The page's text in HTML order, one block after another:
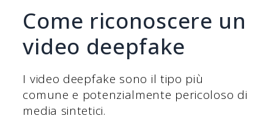
Come riconoscere un
video deepfake
I video deepfake sono il tipo più
comune e potenzialmente pericoloso di
media sintetici.